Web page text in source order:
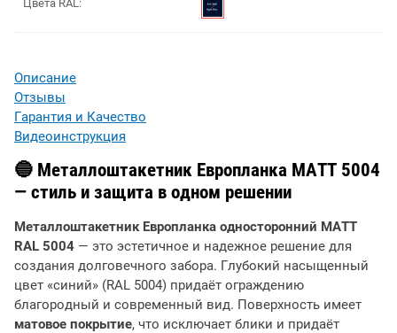
Цвета RAL:
Описание
Отзывы
Гарантия и Качество
Видеоинструкция
🔵 Металлоштакетник Европланка МАТТ 5004
— стиль и защита в одном решении
Металлоштакетник Европланка односторонний МАТТ
RAL 5004 — это эстетичное и надежное решение для
создания долговечного забора. Глубокий насыщенный
цвет «синий» (RAL 5004) придаёт ограждению
благородный и современный вид. Поверхность имеет
матовое покрытие, что исключает блики и придаёт